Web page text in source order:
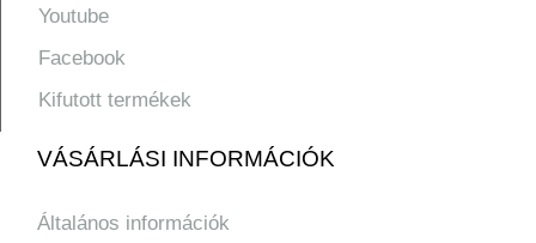
Youtube
Facebook
Kifutott termékek
VÁSÁRLÁSI INFORMÁCIÓK
Általános információk